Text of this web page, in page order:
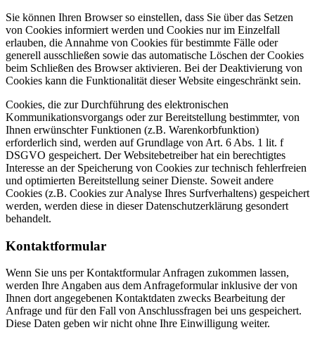
Sie können Ihren Browser so einstellen, dass Sie über das Setzen
von Cookies informiert werden und Cookies nur im Einzelfall
erlauben, die Annahme von Cookies für bestimmte Fälle oder
generell ausschließen sowie das automatische Löschen der Cookies
beim Schließen des Browser aktivieren. Bei der Deaktivierung von
Cookies kann die Funktionalität dieser Website eingeschränkt sein.
Cookies, die zur Durchführung des elektronischen
Kommunikationsvorgangs oder zur Bereitstellung bestimmter, von
Ihnen erwünschter Funktionen (z.B. Warenkorbfunktion)
erforderlich sind, werden auf Grundlage von Art. 6 Abs. 1 lit. f
DSGVO gespeichert. Der Websitebetreiber hat ein berechtigtes
Interesse an der Speicherung von Cookies zur technisch fehlerfreien
und optimierten Bereitstellung seiner Dienste. Soweit andere
Cookies (z.B. Cookies zur Analyse Ihres Surfverhaltens) gespeichert
werden, werden diese in dieser Datenschutzerklärung gesondert
behandelt.
Kontaktformular
Wenn Sie uns per Kontaktformular Anfragen zukommen lassen,
werden Ihre Angaben aus dem Anfrageformular inklusive der von
Ihnen dort angegebenen Kontaktdaten zwecks Bearbeitung der
Anfrage und für den Fall von Anschlussfragen bei uns gespeichert.
Diese Daten geben wir nicht ohne Ihre Einwilligung weiter.